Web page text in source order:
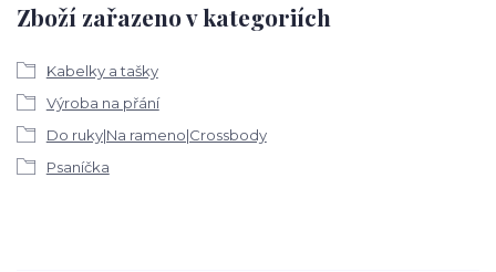
Zboží zařazeno v kategoriích
Kabelky a tašky
Výroba na přání
Do ruky|Na rameno|Crossbody
Psaníčka